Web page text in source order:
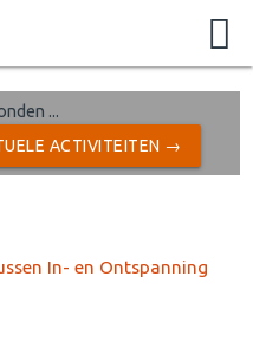
...
ACTIVITEITEN →
In- en Ontspanning